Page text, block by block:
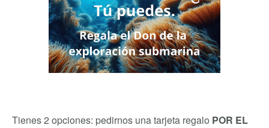
Tienes 2 opciones: pedirnos una tarjeta regalo POR EL